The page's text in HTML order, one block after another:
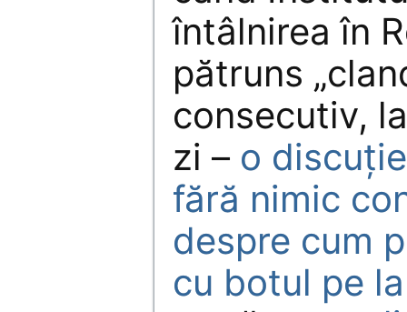
întâlnirea în
pătruns
consecutiv,
zi – o
fără nimic
despre cum
cu botul pe